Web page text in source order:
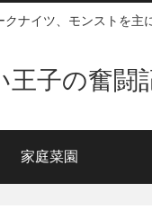
ナイツ、モンストを主
王子の奮闘
家庭菜園